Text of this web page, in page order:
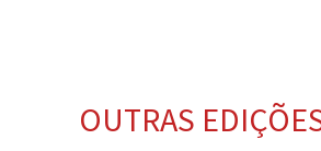
OUTRAS